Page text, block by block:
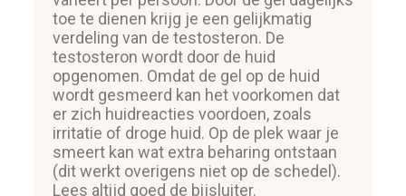
toe te dienen krijg je een gelijkmatig
verdeling van de testosteron. De
testosteron wordt door de huid
opgenomen. Omdat de gel op de huid
wordt gesmeerd kan het voorkomen dat
er zich huidreacties voordoen, zoals
irritatie of droge huid. Op de plek waar je
smeert kan wat extra beharing ontstaan
(dit werkt overigens niet op de schedel).
Lees altijd goed de bijsluiter.